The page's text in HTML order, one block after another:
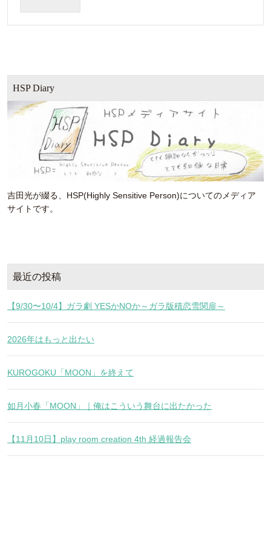
HSP Diary
吉田光が綴る、HSP(Highly Sensitive Person)についてのメディア
サイトです。
最近の投稿
【9/30〜10/4】ガラ劇 YESかNOか～ガラ版積恋雪関扉～
2026年はもっと出たい
KUROGOKU「MOON」を終えて
如月小春「MOON」｜俺はこういう舞台に出たかった
【11月10日】play room creation 4th 経過報告会